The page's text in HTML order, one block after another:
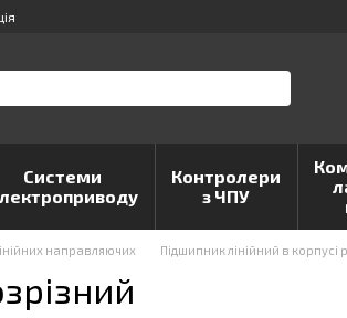
Системи
Контролери
з ЧПУ
направляючих Підшипник лінійний в корпусі